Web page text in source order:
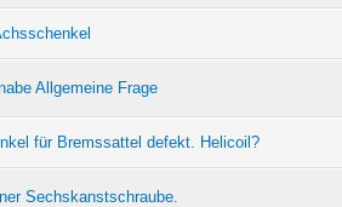
Allgemeine Frage
für Bremssattel defekt. Helicoil?
Sechskanstschraube.